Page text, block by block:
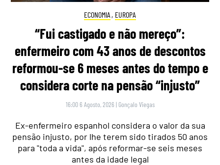
ECONOMIA , EUROPA
“Fui castigado e não mereço”:
enfermeiro com 43 anos de descontos
reformou-se 6 meses antes do tempo e
considera corte na pensão “injusto”
16:00 6 Agosto, 2026 | Gonçalo Viegas
Ex-enfermeiro espanhol considera o valor da sua
pensão injusto, por lhe terem sido tirados 50 anos
para "toda a vida", após reformar-se seis meses
antes da idade legal